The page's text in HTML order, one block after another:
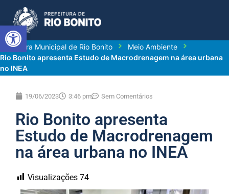
Abrir a barra de ferramentas
Prefeitura Municipal de Rio Bonito
Meio Ambiente
Rio Bonito apresenta Estudo de Macrodrenagem na área urbana
no INEA
19/06/2023 3:46 pm Sem Comentários
Rio Bonito apresenta
Estudo de Macrodrenagem
na área urbana no INEA
Visualizações 74